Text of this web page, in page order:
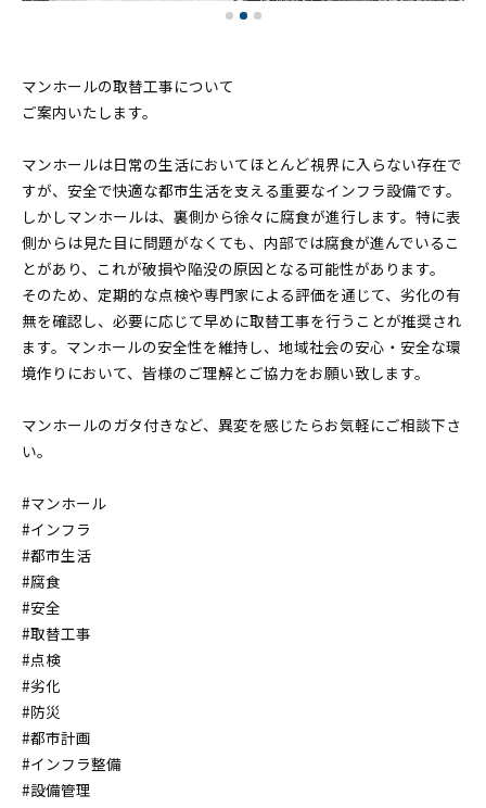
マンホールの取替工事について
ご案内いたします。
マンホールは日常の生活においてほとんど視界に入らない存在で
すが、安全で快適な都市生活を支える重要なインフラ設備です。
しかしマンホールは、裏側から徐々に腐食が進行します。特に表
側からは見た目に問題がなくても、内部では腐食が進んでいるこ
とがあり、これが破損や陥没の原因となる可能性があります。
そのため、定期的な点検や専門家による評価を通じて、劣化の有
無を確認し、必要に応じて早めに取替工事を行うことが推奨され
ます。マンホールの安全性を維持し、地域社会の安心・安全な環
境作りにおいて、皆様のご理解とご協力をお願い致します。
マンホールのガタ付きなど、異変を感じたらお気軽にご相談下さ
い。
#マンホール
#インフラ
#都市生活
#腐食
#安全
#取替工事
#点検
#劣化
#防災
#都市計画
#インフラ整備
#設備管理